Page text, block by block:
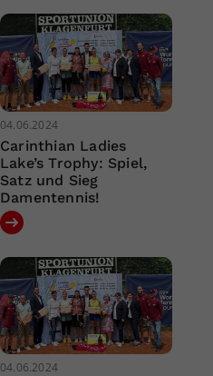
04.06.2024
Carinthian Ladies
Lake’s Trophy: Spiel,
Satz und Sieg
Damentennis!
04.06.2024